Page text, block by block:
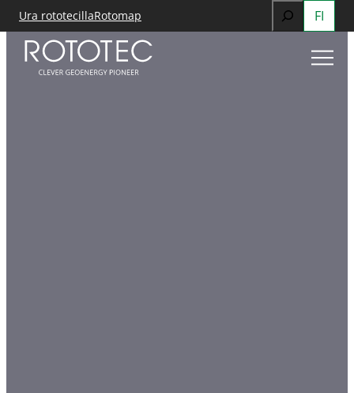
Siirry
sisältöön
Ura rototecillaRotomap
Search
FI